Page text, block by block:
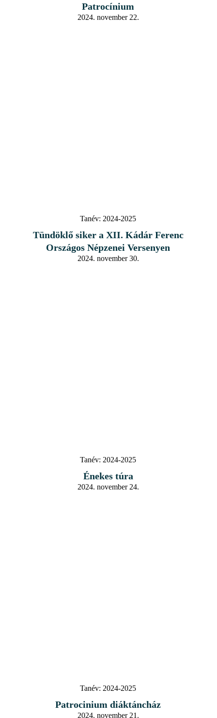
Patrocínium
2024. november 22.
Tanév: 2024-2025
Tündöklő siker a XII. Kádár Ferenc
Országos Népzenei Versenyen
2024. november 30.
Tanév: 2024-2025
Énekes túra
2024. november 24.
Tanév: 2024-2025
Patrocinium diáktáncház
2024. november 21.